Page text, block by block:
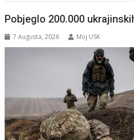
Pobjeglo 200.000
7 Augusta, 2026 Moj USK